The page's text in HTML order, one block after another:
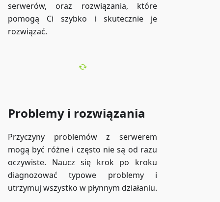
serwerów, oraz rozwiązania, które
pomogą Ci szybko i skutecznie je
rozwiązać.
Problemy i rozwiązania
Przyczyny problemów z serwerem
mogą być różne i często nie są od razu
oczywiste. Naucz się krok po kroku
diagnozować typowe problemy i
utrzymuj wszystko w płynnym działaniu.